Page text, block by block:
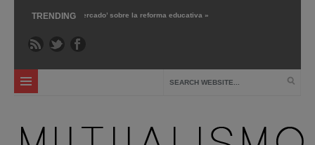
TRENDING
‘Libre mercado’ sobre la reforma educativa »